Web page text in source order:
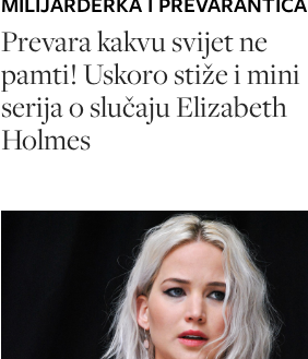
Prevara kakvu svijet ne
pamti! Uskoro stiže i mini
serija o slučaju Elizabeth
Holmes